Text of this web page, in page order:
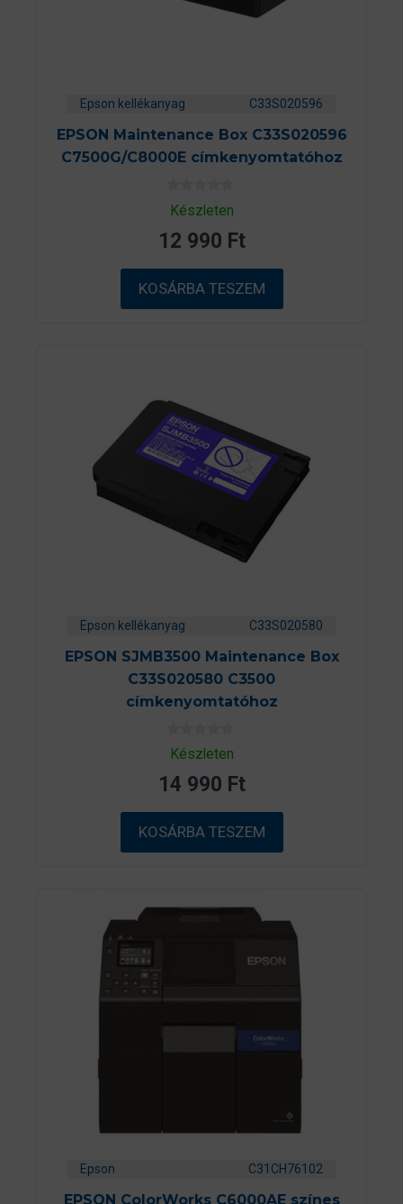
Epson kellékanyag C33S020596
EPSON Maintenance Box C33S020596
C7500G/C8000E címkenyomtatóhoz
0
a
5
b
ő
l
Készleten
12 990 Ft
KOSÁRBA TESZEM
Epson kellékanyag C33S020580
EPSON SJMB3500 Maintenance Box
C33S020580 C3500
címkenyomtatóhoz
0
a
5
b
ő
l
Készleten
14 990 Ft
KOSÁRBA TESZEM
Epson C31CH76102
EPSON ColorWorks C6000AE színes